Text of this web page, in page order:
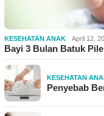
KESEHATAN ANAK April 12,
Bayi 3 Bulan Batuk
KESEHATAN
Penyebab